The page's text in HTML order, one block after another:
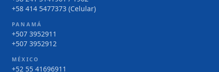
+58 414 5477373 (Celular)
PANAMÁ
+507 3952911
+507 3952912
MÉXICO
+52 55 41696911